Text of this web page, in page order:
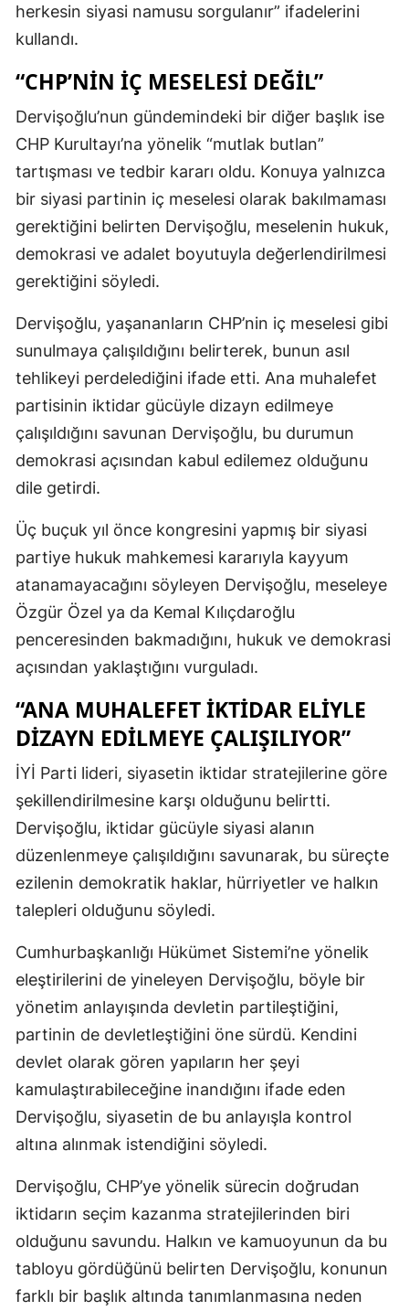
herkesin siyasi namusu sorgulanır” ifadelerini
kullandı.
“CHP’NIN IÇ MESELESI DEĞIL”
Dervişoğlu’nun gündemindeki bir diğer başlık ise
CHP Kurultayı’na yönelik “mutlak butlan”
tartışması ve tedbir kararı oldu. Konuya yalnızca
bir siyasi partinin iç meselesi olarak bakılmaması
gerektiğini belirten Dervişoğlu, meselenin hukuk,
demokrasi ve adalet boyutuyla değerlendirilmesi
gerektiğini söyledi.
Dervişoğlu, yaşananların CHP’nin iç meselesi gibi
sunulmaya çalışıldığını belirterek, bunun asıl
tehlikeyi perdelediğini ifade etti. Ana muhalefet
partisinin iktidar gücüyle dizayn edilmeye
çalışıldığını savunan Dervişoğlu, bu durumun
demokrasi açısından kabul edilemez olduğunu
dile getirdi.
Üç buçuk yıl önce kongresini yapmış bir siyasi
partiye hukuk mahkemesi kararıyla kayyum
atanamayacağını söyleyen Dervişoğlu, meseleye
Özgür Özel ya da Kemal Kılıçdaroğlu
penceresinden bakmadığını, hukuk ve demokrasi
açısından yaklaştığını vurguladı.
“ANA MUHALEFET IKTIDAR ELIYLE
DIZAYN EDILMEYE ÇALIŞILIYOR”
İYİ Parti lideri, siyasetin iktidar stratejilerine göre
şekillendirilmesine karşı olduğunu belirtti.
Dervişoğlu, iktidar gücüyle siyasi alanın
düzenlenmeye çalışıldığını savunarak, bu süreçte
ezilenin demokratik haklar, hürriyetler ve halkın
talepleri olduğunu söyledi.
Cumhurbaşkanlığı Hükümet Sistemi’ne yönelik
eleştirilerini de yineleyen Dervişoğlu, böyle bir
yönetim anlayışında devletin partileştiğini,
partinin de devletleştiğini öne sürdü. Kendini
devlet olarak gören yapıların her şeyi
kamulaştırabileceğine inandığını ifade eden
Dervişoğlu, siyasetin de bu anlayışla kontrol
altına alınmak istendiğini söyledi.
Dervişoğlu, CHP’ye yönelik sürecin doğrudan
iktidarın seçim kazanma stratejilerinden biri
olduğunu savundu. Halkın ve kamuoyunun da bu
tabloyu gördüğünü belirten Dervişoğlu, konunun
farklı bir başlık altında tanımlanmasına neden